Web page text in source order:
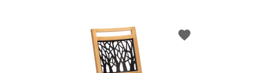
favorite